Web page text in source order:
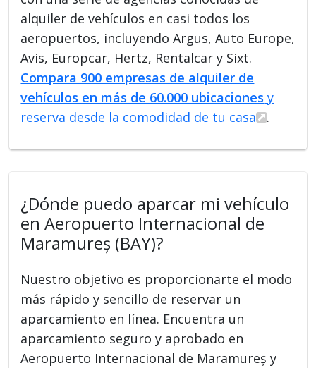
alquiler de vehículos en casi todos los
aeropuertos, incluyendo Argus, Auto Europe,
Avis, Europcar, Hertz, Rentalcar y Sixt.
Compara 900 empresas de alquiler de
vehículos en más de 60.000 ubicaciones y
reserva desde la comodidad de tu casa
.
¿Dónde puedo aparcar mi vehículo
en Aeropuerto Internacional de
Maramureș (BAY)?
Nuestro objetivo es proporcionarte el modo
más rápido y sencillo de reservar un
aparcamiento en línea. Encuentra un
aparcamiento seguro y aprobado en
Aeropuerto Internacional de Maramureș y